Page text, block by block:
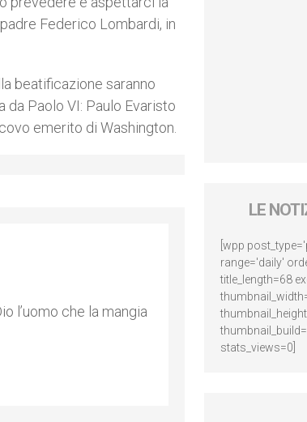
Federico Lombardi, in
beatificazione saranno
Paolo VI: Paulo Evaristo
emerito di Washington.
l’uomo che la mangia
LE
[wpp
range='daily'
title_length=68
stats_views=0]